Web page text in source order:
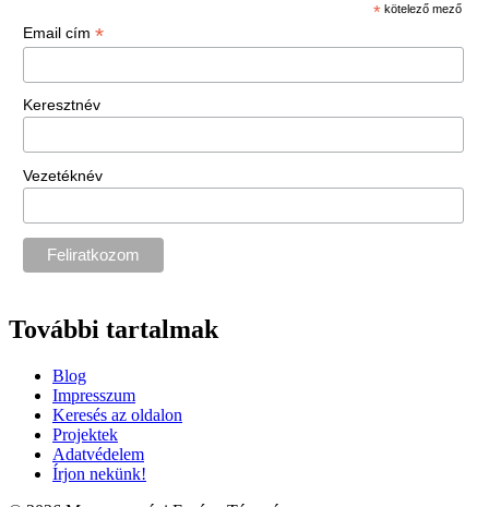
* kötelező mező
Email cím *
Keresztnév
Vezetéknév
További tartalmak
Blog
Impresszum
Keresés az oldalon
Projektek
Adatvédelem
Írjon nekünk!